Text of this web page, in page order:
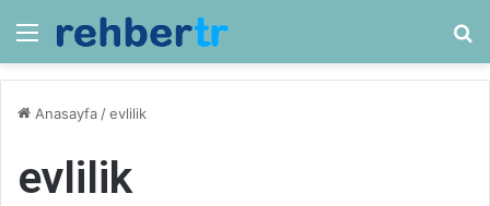
Menü
Anasayfa /evlilik
evlilik